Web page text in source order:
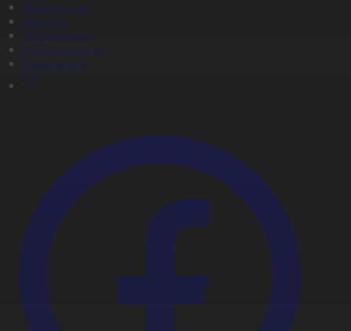
Жаңалықтар
Жобалар
Телехикаялар
Мультсериалдар
Видеоархив